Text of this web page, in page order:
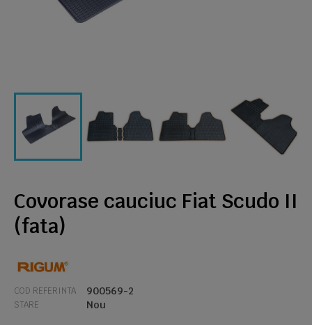
Covorase cauciuc Fiat Scudo II
(fata)
COD REFERINTA 900569-2
STARE Nou